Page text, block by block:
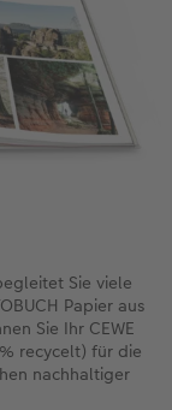
Sie viele
Papier aus
Sie Ihr CEWE
recycelt) für die
nachhaltiger